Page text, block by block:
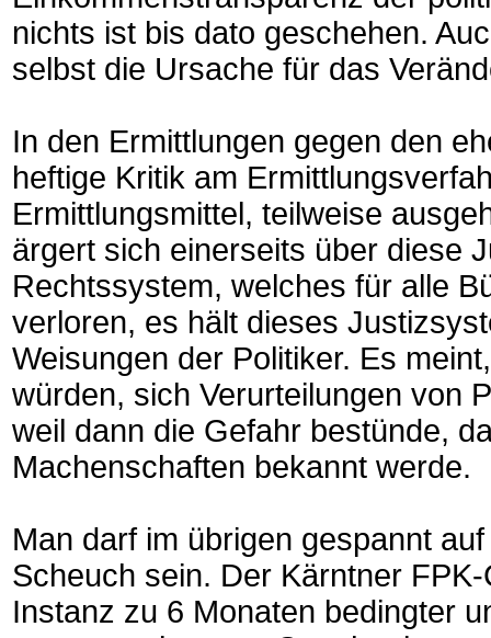
nichts ist bis dato geschehen.
selbst die Ursache für das
In den Ermittlungen gegen den
heftige Kritik am
Ermittlungsmittel, teilweise
ärgert sich einerseits über diese
Rechtssystem, welches für alle
verloren, es hält dieses
Weisungen der Politiker. Es
würden, sich Verurteilungen von
weil dann die Gefahr bestünde,
Machenschaften bekannt werde.
Man darf im übrigen gespannt
Scheuch sein. Der Kärntner
Instanz zu 6 Monaten bedingter